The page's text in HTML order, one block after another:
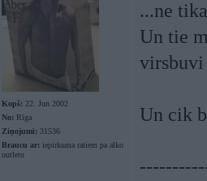
Kopš: 22. Jun 2002
No: Rīga
Ziņojumi: 31536
Braucu ar: iepirkuma ratiem pa alko
outletu
...ne
Un tie
virsbuvi
Un cik